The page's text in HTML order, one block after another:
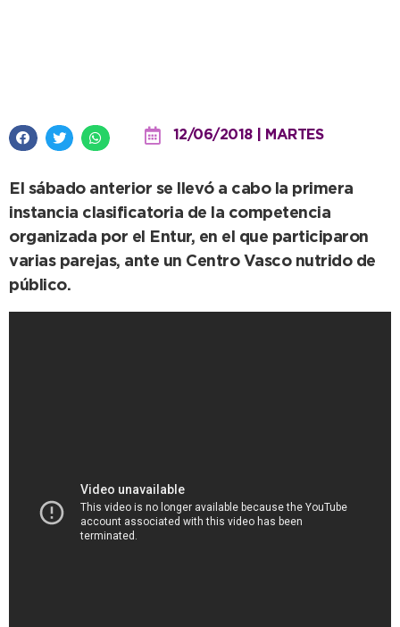
12/06/2018 | MARTES
El sábado anterior se llevó a cabo la primera
instancia clasificatoria de la competencia
organizada por el Entur, en el que participaron
varias parejas, ante un Centro Vasco nutrido de
público.